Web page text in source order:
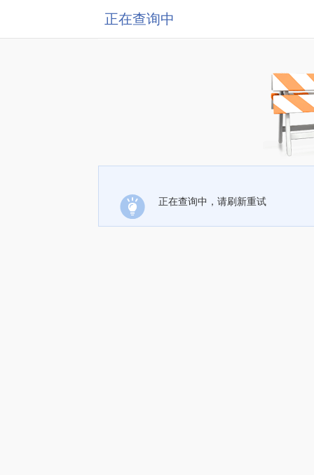
正在查询中
正在查询中，请刷新重试